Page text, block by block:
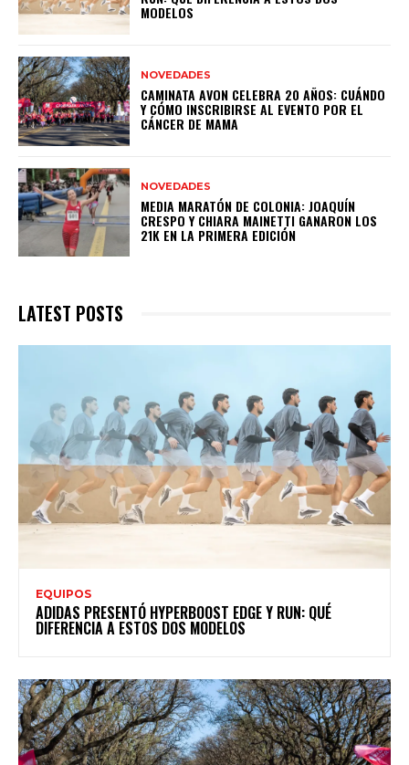
MODELOS
NOVEDADES
CAMINATA AVON CELEBRA 20 AÑOS: CUÁNDO
Y CÓMO INSCRIBIRSE AL EVENTO POR EL
CÁNCER DE MAMA
NOVEDADES
MEDIA MARATÓN DE COLONIA: JOAQUÍN
CRESPO Y CHIARA MAINETTI GANARON LOS
21K EN LA PRIMERA EDICIÓN
LATEST POSTS
EQUIPOS
ADIDAS PRESENTÓ HYPERBOOST EDGE Y RUN: QUÉ
DIFERENCIA A ESTOS DOS MODELOS